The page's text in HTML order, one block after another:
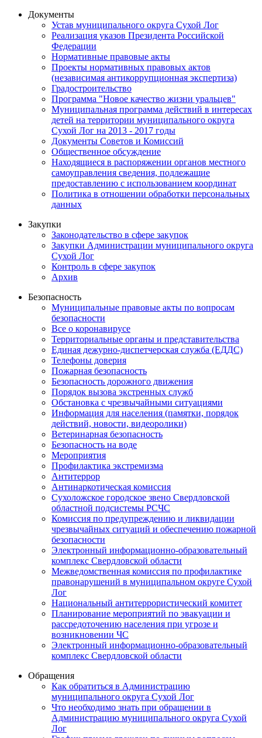
Документы
Устав муниципального округа Сухой Лог
Реализация указов Президента Российской
Федерации
Нормативные правовые акты
Проекты нормативных правовых актов
(независимая антикоррупционная экспертиза)
Градостроительство
Программа "Новое качество жизни уральцев"
Муниципальная программа действий в интересах
детей на территории муниципального округа
Сухой Лог на 2013 - 2017 годы
Документы Советов и Комиссий
Общественное обсуждение
Находящиеся в распоряжении органов местного
самоуправления сведения, подлежащие
предоставлению с использованием координат
Политика в отношении обработки персональных
данных
Закупки
Законодательство в сфере закупок
Закупки Администрации муниципального округа
Сухой Лог
Контроль в сфере закупок
Архив
Безопасность
Муниципальные правовые акты по вопросам
безопасности
Все о коронавирусе
Территориальные органы и представительства
Единая дежурно-диспетчерская служба (ЕДДС)
Телефоны доверия
Пожарная безопасность
Безопасность дорожного движения
Порядок вызова экстренных служб
Обстановка с чрезвычайными ситуациями
Информация для населения (памятки, порядок
действий, новости, видеоролики)
Ветеринарная безопасность
Безопасность на воде
Мероприятия
Профилактика экстремизма
Антитеррор
Антинаркотическая комиссия
Сухоложское городское звено Свердловской
областной подсистемы РСЧС
Комиссия по предупреждению и ликвидации
чрезвычайных ситуаций и обеспечению пожарной
безопасности
Электронный информационно-образовательный
комплекс Cвердловской области
Межведомственная комиссия по профилактике
правонарушений в муниципальном округе Сухой
Лог
Национальный антитеррористический комитет
Планирование мероприятий по эвакуации и
рассредоточению населения при угрозе и
возникновении ЧС
Электронный информационно-образовательный
комплекс Свердловской области
Обращения
Как обратиться в Администрацию
муниципального округа Сухой Лог
Что необходимо знать при обращении в
Администрацию муниципального округа Сухой
Лог